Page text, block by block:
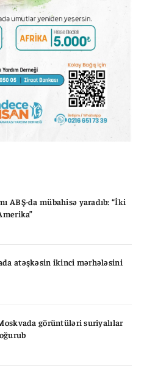
ABŞ-da mübahisə yaradıb: “İki
atəşkəsin ikinci mərhələsini
görüntüləri suriyalılar